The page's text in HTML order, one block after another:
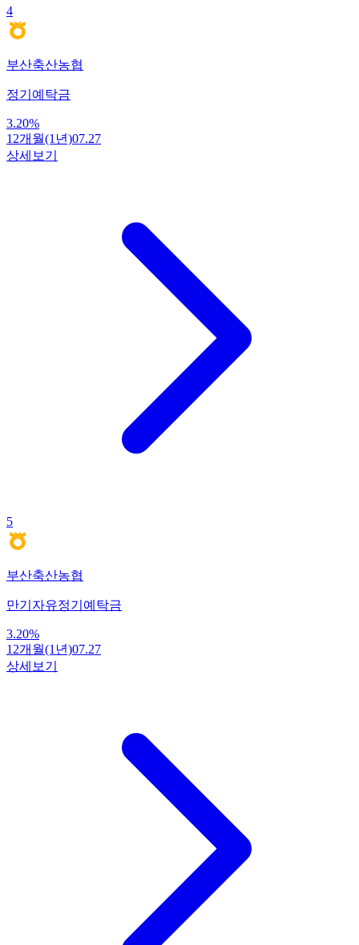
4
부산축산농협
정기예탁금
3.20%
12개월(1년)07.27
상세보기
5
부산축산농협
만기자유정기예탁금
3.20%
12개월(1년)07.27
상세보기